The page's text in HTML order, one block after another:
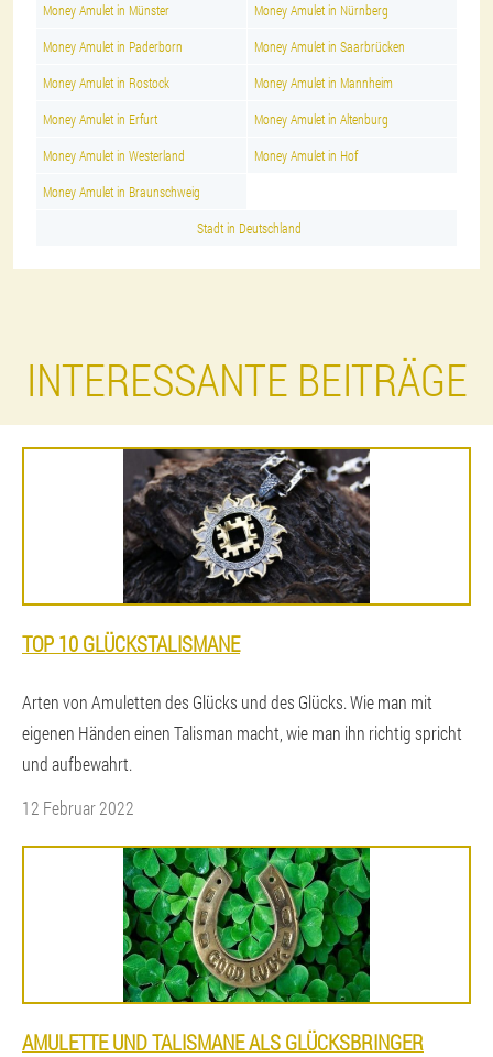
Money Amulet in Münster Money Amulet in Nürnberg
Money Amulet in Paderborn Money Amulet in Saarbrücken
Money Amulet in Rostock Money Amulet in Mannheim
Money Amulet in Erfurt Money Amulet in Altenburg
Money Amulet in Westerland Money Amulet in Hof
Money Amulet in Braunschweig
Stadt in Deutschland
INTERESSANTE BEITRÄGE
TOP 10 GLÜCKSTALISMANE
Arten von Amuletten des Glücks und des Glücks. Wie man mit
eigenen Händen einen Talisman macht, wie man ihn richtig spricht
und aufbewahrt.
12 Februar 2022
AMULETTE UND TALISMANE ALS GLÜCKSBRINGER